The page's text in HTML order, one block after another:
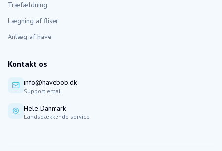
Træfældning
Lægning af fliser
Anlæg af have
Kontakt os
info@havebob.dk
Support email
Hele Danmark
Landsdækkende service